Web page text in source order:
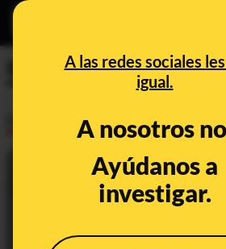
A las redes sociales
igual.
A nosotros
Ayúdanos a
investigar.
Sancho